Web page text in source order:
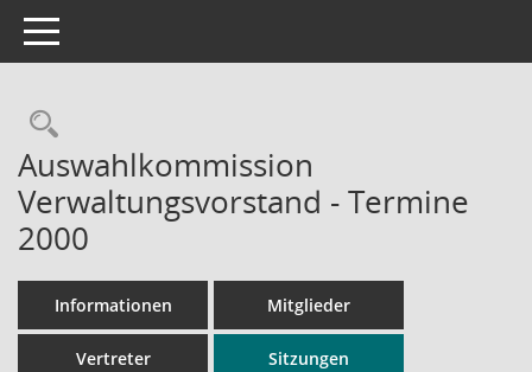
Toggle navigation
Rechercheauswahl
Auswahlkommission
Verwaltungsvorstand - Termine
2000
Informationen Mitglieder
Vertreter Sitzungen